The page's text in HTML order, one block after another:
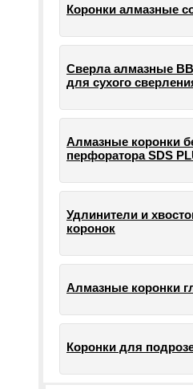
Коронки алмазные
Сверла алмазные
для сухого
Алмазные коронки
перфоратора SDS
Удлинители и
коронок
Алмазные коронки
Коронки для